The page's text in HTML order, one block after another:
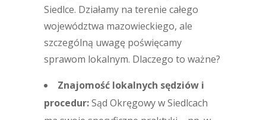
Siedlce. Działamy na terenie całego
województwa mazowieckiego, ale
szczególną uwagę poświęcamy
sprawom lokalnym. Dlaczego to ważne?
Znajomość lokalnych sędziów i
procedur:Sąd Okręgowy w Siedlcach